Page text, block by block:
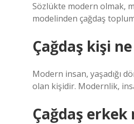
Sözlükte modern olmak,
modelinden çağdaş
Çağdaş kişi
Modern insan, yaşadığı
olan kişidir. Modernlik,
Çağdaş erkek